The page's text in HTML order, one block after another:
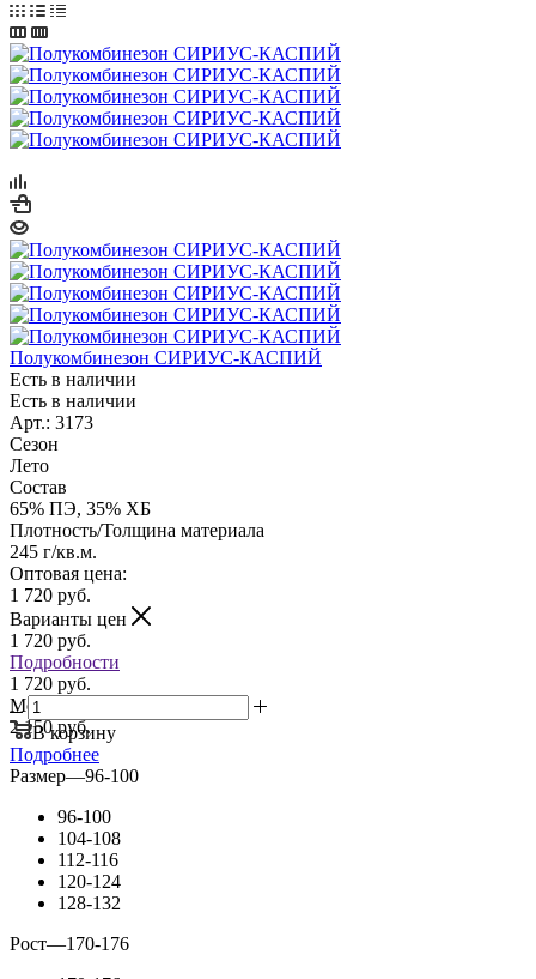
Полукомбинезон СИРИУС-КАСПИЙ
Есть в наличии
Есть в наличии
Арт.: 3173
Сезон
Лето
Состав
65% ПЭ, 35% ХБ
Плотность/Толщина материала
245 г/кв.м.
Оптовая цена:
1 720 руб.
Варианты цен
1 720 руб.
Подробности
1 720 руб.
Мелкий опт:
2 150 руб.
В корзину
Подробнее
Размер—96-100
96-100
104-108
112-116
120-124
128-132
Рост—170-176